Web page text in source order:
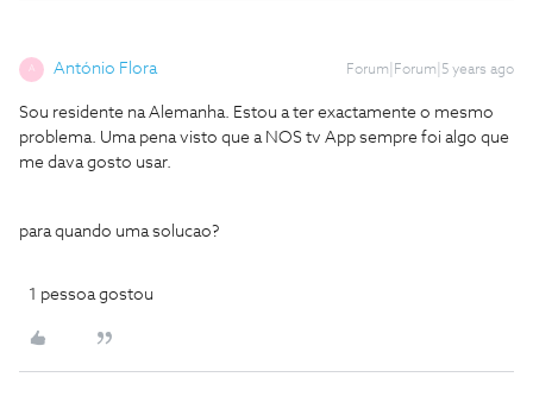
A António Flora Forum|Forum|5 years ago
Sou residente na Alemanha. Estou a ter exactamente o mesmo
problema. Uma pena visto que a NOS tv App sempre foi algo que
me dava gosto usar.
para quando uma solucao?
1 pessoa gostou